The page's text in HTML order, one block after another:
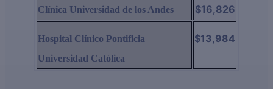
Clínica Universidad de los Andes $16,826
Hospital Clínico Pontificia
Universidad Católica
$13,984